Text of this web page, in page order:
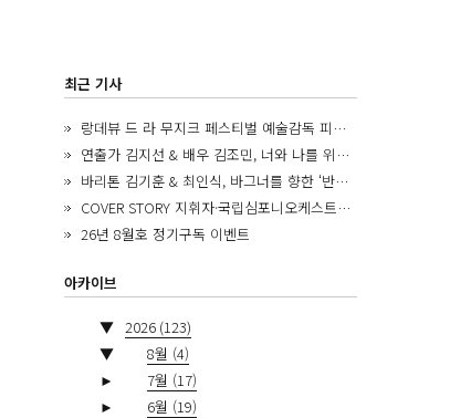
최근 기사
랑데뷰 드 라 무지크 페스티벌 예술감독 피아니스트 김혜진, 5년간의 여정을 돌아보며
연출가 김지선 & 배우 김조민, 너와 나를 위한 ‘모두의 숲’에서 만나는 동심
바리톤 김기훈 & 최인식, 바그너를 향한 ‘반지 원정대’를 앞두고
COVER STORY 지휘자·국립심포니오케스트라 제8대 음악감독 로베르토 아바도
26년 8월호 정기구독 이벤트
아카이브
▼ 2026 (123)
▼
8월 (4)
►
7월 (17)
►
6월 (19)